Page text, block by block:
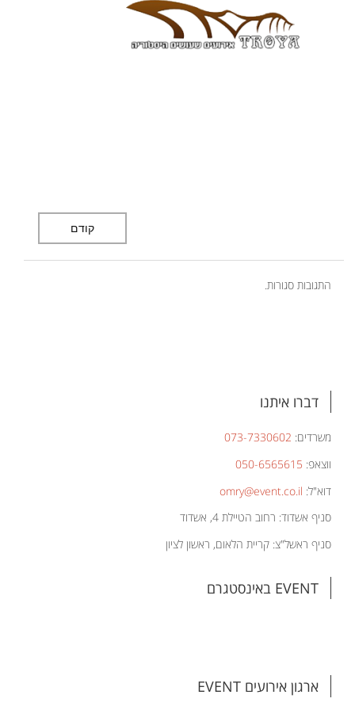
קודם
התגובות סגורות.
דברו איתנו
משרדים: 073-7330602
ווצאפ: 050-6565615
דוא"ל: omry@event.co.il
סניף אשדוד: רחוב הטיילת 4, אשדוד
סניף ראשל"צ: קריית הלאום, ראשון לציון
EVENT באינסטגרם
ארגון אירועים EVENT